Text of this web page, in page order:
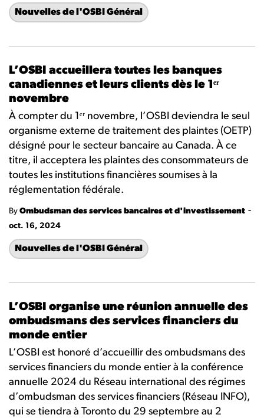
Nouvelles de l'OSBI Général
L’OSBI accueillera toutes les banques
canadiennes et leurs clients dès le 1ᵉʳ
novembre
À compter du 1ᵉʳ novembre, l’OSBI deviendra le seul
organisme externe de traitement des plaintes (OETP)
désigné pour le secteur bancaire au Canada. À ce
titre, il acceptera les plaintes des consommateurs de
toutes les institutions financières soumises à la
réglementation fédérale.
By Ombudsman des services bancaires et d'investissement -
oct. 16, 2024
Nouvelles de l'OSBI Général
L’OSBI organise une réunion annuelle des
ombudsmans des services financiers du
monde entier
L’OSBI est honoré d’accueillir des ombudsmans des
services financiers du monde entier à la conférence
annuelle 2024 du Réseau international des régimes
d’ombudsman des services financiers (Réseau INFO),
qui se tiendra à Toronto du 29 septembre au 2